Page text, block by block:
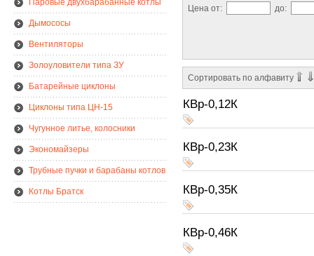
Паровые двухбарабанные котлы
Дымососы
Вентиляторы
Золоуловители типа ЗУ
Батарейные циклоны
Циклоны типа ЦН-15
Чугунное литье, колосники
Экономайзеры
Трубные пучки и барабаны котлов
Котлы Братск
Цена от: до:
Сортировать по алфавиту
КВр-0,12К
КВр-0,23К
КВр-0,35К
КВр-0,46К